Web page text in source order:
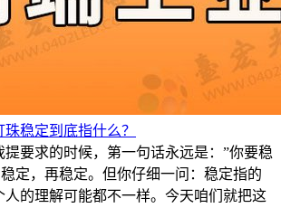
稳定到底指什么？
提要求的时候，第一句话永远是：”你要稳
定，再稳定。但你仔细一问：稳定指的
人的理解可能都不一样。今天咱们就把这